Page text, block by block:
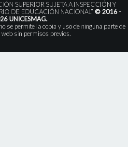
SUPERIOR SUJETA A INSPECCIÓN Y
DE EDUCACIÓN NACIONAL” © 2016 -
UNICESMAG.
se permite la copia y uso de ninguna parte de
sin permisos previos.